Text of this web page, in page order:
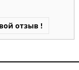
отзыв !